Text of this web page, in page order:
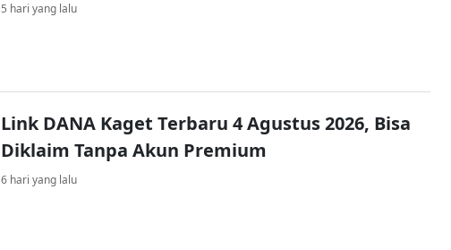
5 hari yang lalu
Link DANA Kaget Terbaru 4 Agustus 2026, Bisa
Diklaim Tanpa Akun Premium
6 hari yang lalu